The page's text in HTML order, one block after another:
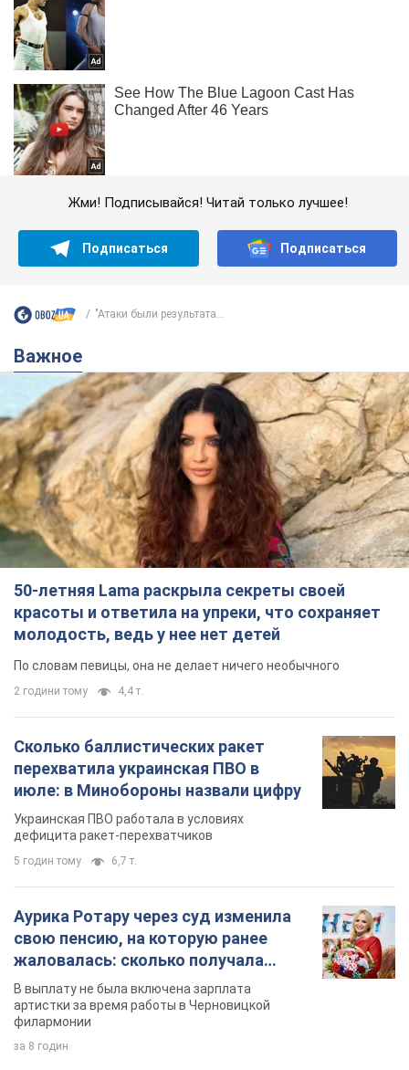
Жми! Подписывайся! Читай только лучшее!
Подписаться Подписаться
"Атаки были результата...
Важное
50-летняя Lama раскрыла секреты своей
красоты и ответила на упреки, что сохраняет
молодость, ведь у нее нет детей
По словам певицы, она не делает ничего необычного
2 години тому 4,4 т.
Сколько баллистических ракет
перехватила украинская ПВО в
июле: в Минобороны назвали цифру
Украинская ПВО работала в условиях
дефицита ракет-перехватчиков
5 годин тому 6,7 т.
Аурика Ротару через суд изменила
свою пенсию, на которую ранее
жаловалась: сколько получала
певица
В выплату не была включена зарплата
артистки за время работы в Черновицкой
филармонии
за 8 годин